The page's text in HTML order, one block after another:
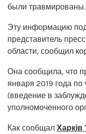
были травмированы.
Эту информацию
представитель
области, сообщил
Она сообщила, что
января 2019 года по
(введение в
уполномоченного
Как сообщал Харків